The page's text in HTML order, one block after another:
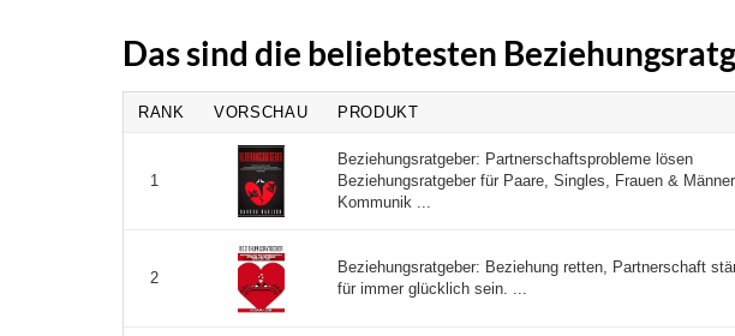
Das sind die beliebtesten
RANK VORSCHAU PRODUKT
1
Beziehungsratgeber: Partnerschaftsprobleme lösen
Beziehungsratgeber für Paare, Singles, Frauen & Männer
Kommunik ...
2
Beziehungsratgeber: Beziehung retten, Partnerschaft
für immer glücklich sein. ...